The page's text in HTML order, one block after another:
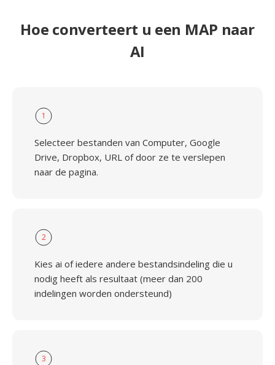
Hoe converteert u een MAP naar
AI
1
Selecteer bestanden van Computer, Google
Drive, Dropbox, URL of door ze te verslepen
naar de pagina.
2
Kies ai of iedere andere bestandsindeling die u
nodig heeft als resultaat (meer dan 200
indelingen worden ondersteund)
3